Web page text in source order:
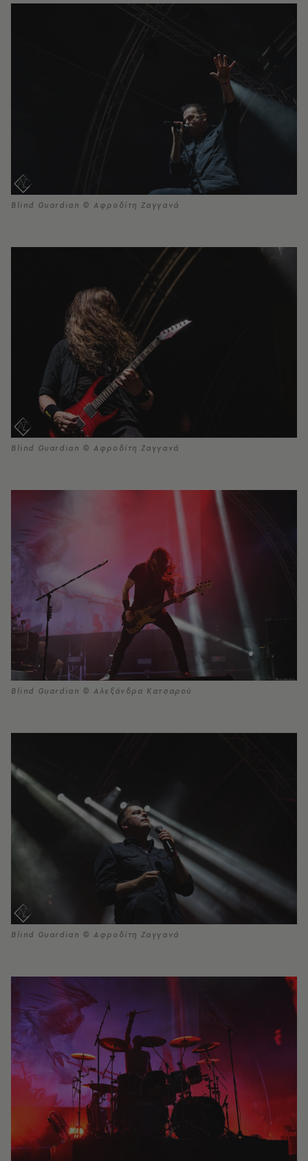
Blind Guardian © Αφροδίτη Ζαγγανά
Blind Guardian © Αφροδίτη Ζαγγανά
Blind Guardian © Αλεξάνδρα Κατσαρού
Blind Guardian © Αφροδίτη Ζαγγανά